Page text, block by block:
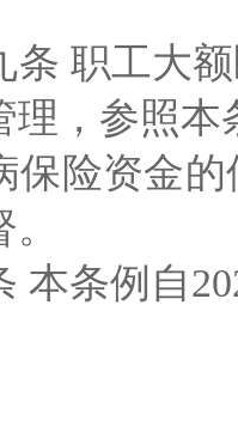
职工大额
理，参照本
资金的
条例自